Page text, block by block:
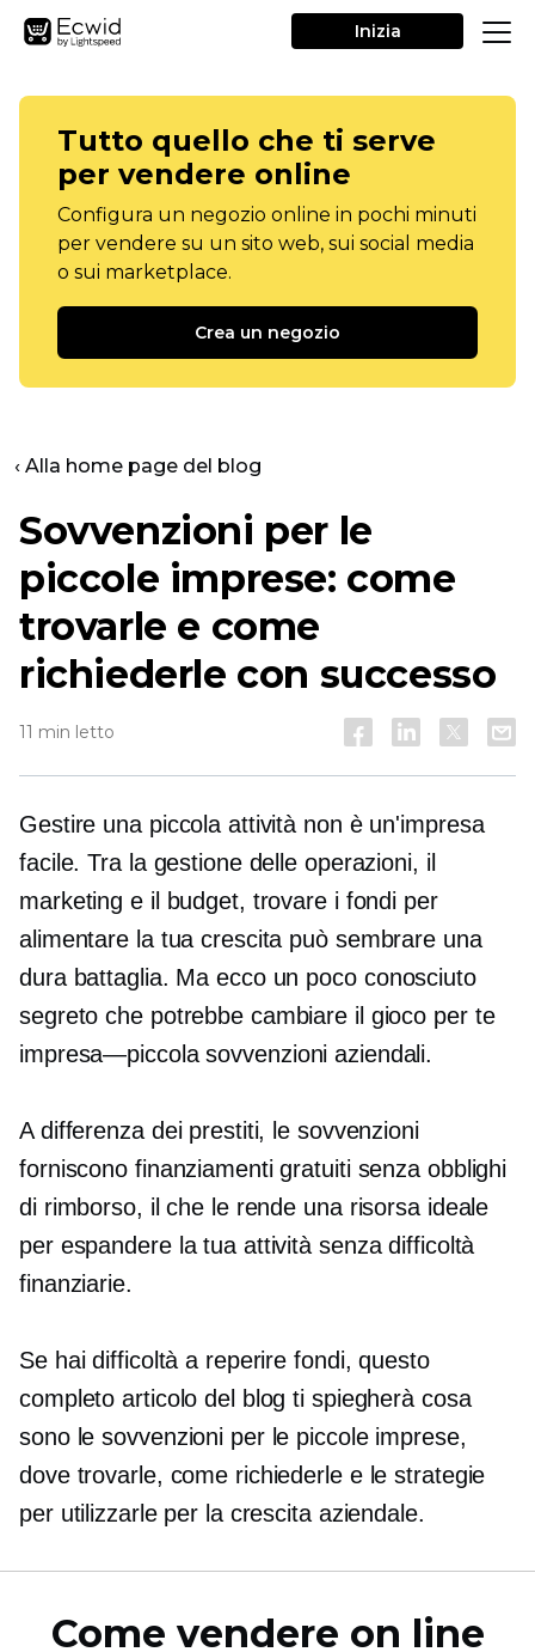
Inizia
Tutto quello che ti serve
per vendere online
Configura un negozio online in pochi minuti
per vendere su un sito web, sui social media
o sui marketplace.
Crea un negozio
‹ Alla home page del blog
Sovvenzioni per le
piccole imprese: come
trovarle e come
richiederle con successo
11 min letto
Gestire una piccola attività non è un'impresa
facile. Tra la gestione delle operazioni, il
marketing e il budget, trovare i fondi per
alimentare la tua crescita può sembrare una
dura battaglia. Ma ecco un poco conosciuto
segreto che potrebbe cambiare il gioco per te
impresa—piccolasovvenzioni aziendali.
A differenza dei prestiti, le sovvenzioni
forniscono finanziamenti gratuiti senza obblighi
di rimborso, il che le rende una risorsa ideale
per espandere la tua attività senza difficoltà
finanziarie.
Se hai difficoltà a reperire fondi, questo
completo articolo del blog ti spiegherà cosa
sono le sovvenzioni per le piccole imprese,
dove trovarle, come richiederle e le strategie
per utilizzarle per la crescita aziendale.
Come vendere on line